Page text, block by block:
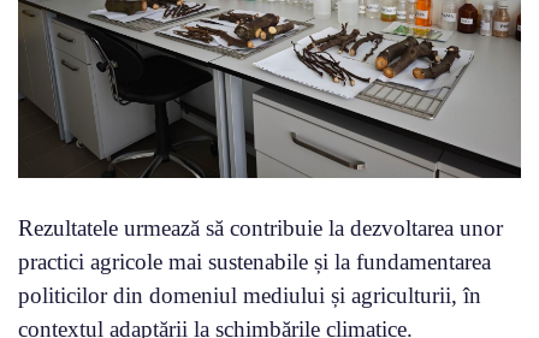
Rezultatele urmează să contribuie la dezvoltarea unor
practici agricole mai sustenabile și la fundamentarea
politicilor din domeniul mediului și agriculturii, în
contextul adaptării la schimbările climatice.